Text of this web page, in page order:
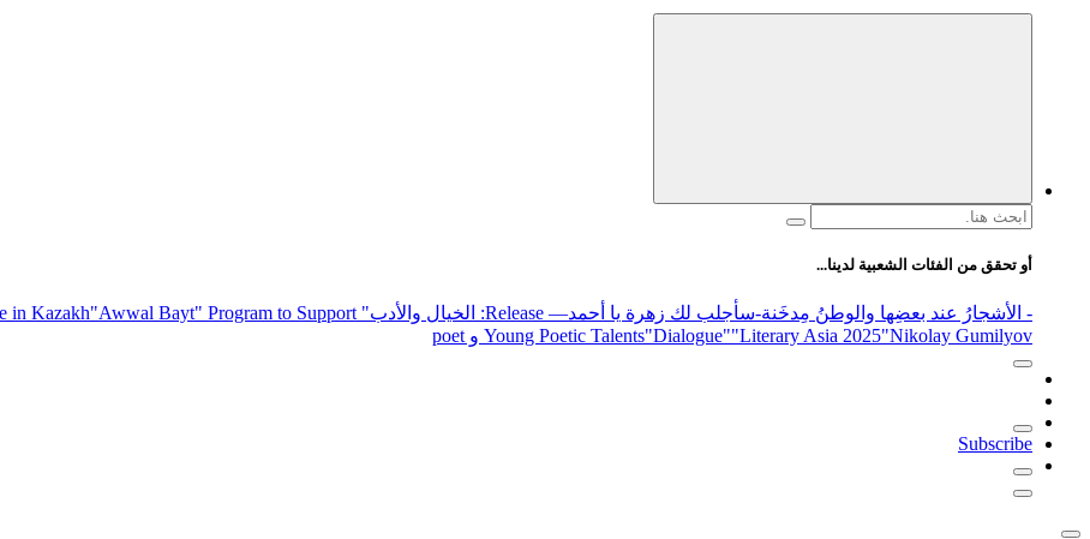
البحث
أو تحقق من الفئات الشعبية لدينا...
- الأشجارُ عند بعضِها والوطنُ مِدخَنة-سأجلب لك زهرة يا أحمد— Release : الخيال والأدب" inviting poets and writers from around the world to participate in Kazakh
"Awwal Bayt" Program to Support
Young Poetic Talents"Dialogue""Literary Asia 2025"Nikolay Gumilyov و poet
Subscribe